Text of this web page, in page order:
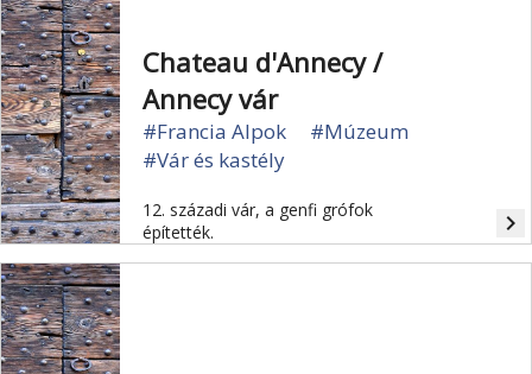
Chateau d'Annecy /
Annecy vár
#Francia Alpok
#Múzeum
#Vár és kastély
12. századi vár, a genfi grófok
építették.
navigate_next